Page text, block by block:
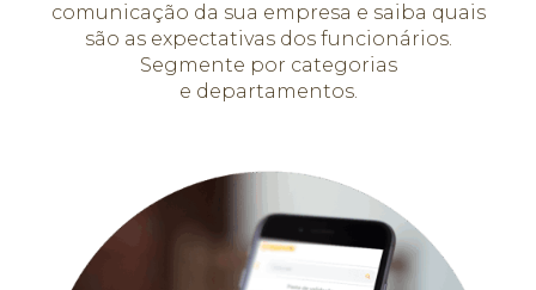
comunicação da sua empresa e saiba quais
são as expectativas dos funcionários.
Segmente por categorias
e departamentos.